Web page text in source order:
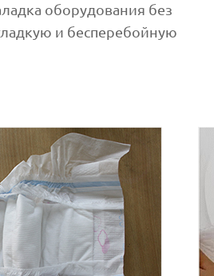
оборудования без
и бесперебойную